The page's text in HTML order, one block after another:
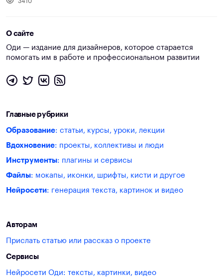
О сайте
Оди — издание для дизайнеров, которое старается
помогать им в работе и профессиональном развитии
Главные рубрики
Образование: статьи, курсы, уроки, лекции
Вдохновение: проекты, коллективы и люди
Инструменты: плагины и сервисы
Файлы: мокапы, иконки, шрифты, кисти и другое
Нейросети: генерация текста, картинок и видео
Авторам
Прислать статью или рассказ о проекте
Сервисы
Нейросети Оди: тексты, картинки, видео